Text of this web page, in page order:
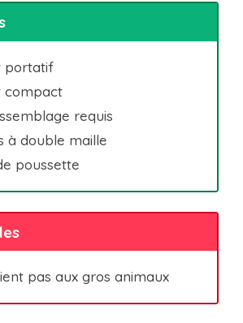
portatif
compact
requis
à double maille
poussette
pas aux gros animaux